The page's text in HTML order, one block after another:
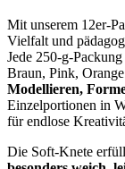
Mit unserem 12er-
Vielfalt und
Jede 250-g-
Braun, Pink,
Modellieren,
Einzelportionen in
für endlose
Die Soft-Knete